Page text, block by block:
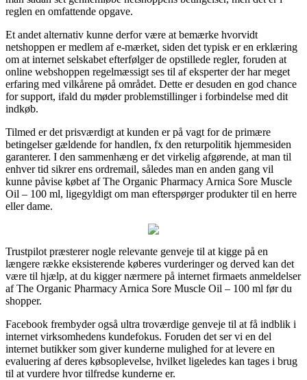
reglen en omfattende opgave.
Et andet alternativ kunne derfor være at bemærke hvorvidt
netshoppen er medlem af e-mærket, siden det typisk er en erklæring
om at internet selskabet efterfølger de opstillede regler, foruden at
online webshoppen regelmæssigt ses til af eksperter der har meget
erfaring med vilkårene på området. Dette er desuden en god chance
for support, ifald du møder problemstillinger i forbindelse med dit
indkøb.
Tilmed er det prisværdigt at kunden er på vagt for de primære
betingelser gældende for handlen, fx den returpolitik hjemmesiden
garanterer. I den sammenhæng er det virkelig afgørende, at man til
enhver tid sikrer ens ordremail, således man en anden gang vil
kunne påvise købet af The Organic Pharmacy Arnica Sore Muscle
Oil – 100 ml, ligegyldigt om man efterspørger produkter til en herre
eller dame.
Trustpilot præsterer nogle relevante genveje til at kigge på en
længere række eksisterende køberes vurderinger og derved kan det
være til hjælp, at du kigger nærmere på internet firmaets anmeldelser
af The Organic Pharmacy Arnica Sore Muscle Oil – 100 ml før du
shopper.
Facebook frembyder også ultra troværdige genveje til at få indblik i
internet virksomhedens kundefokus. Foruden det ser vi en del
internet butikker som giver kunderne mulighed for at levere en
evaluering af deres købsoplevelse, hvilket ligeledes kan tages i brug
til at vurdere hvor tilfredse kunderne er.